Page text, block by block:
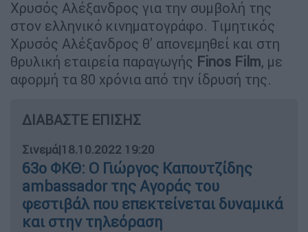
Χρυσός Αλέξανδρος για την συμβολή της
στον ελληνικό κινηματογράφο. Τιμητικός
Χρυσός Αλέξανδρος θ' απονεμηθεί και στη
θρυλική εταιρεία παραγωγής Finos Film, με
αφορμή τα 80 χρόνια από την ίδρυσή της.
ΔΙΑΒΑΣΤΕ ΕΠΙΣΗΣ
Σινεμά|18.10.2022 19:20
63ο ΦΚΘ: Ο Γιώργος Καπουτζίδης
ambassador της Αγοράς του
φεστιβάλ που επεκτείνεται δυναμικά
και στην τηλεόραση